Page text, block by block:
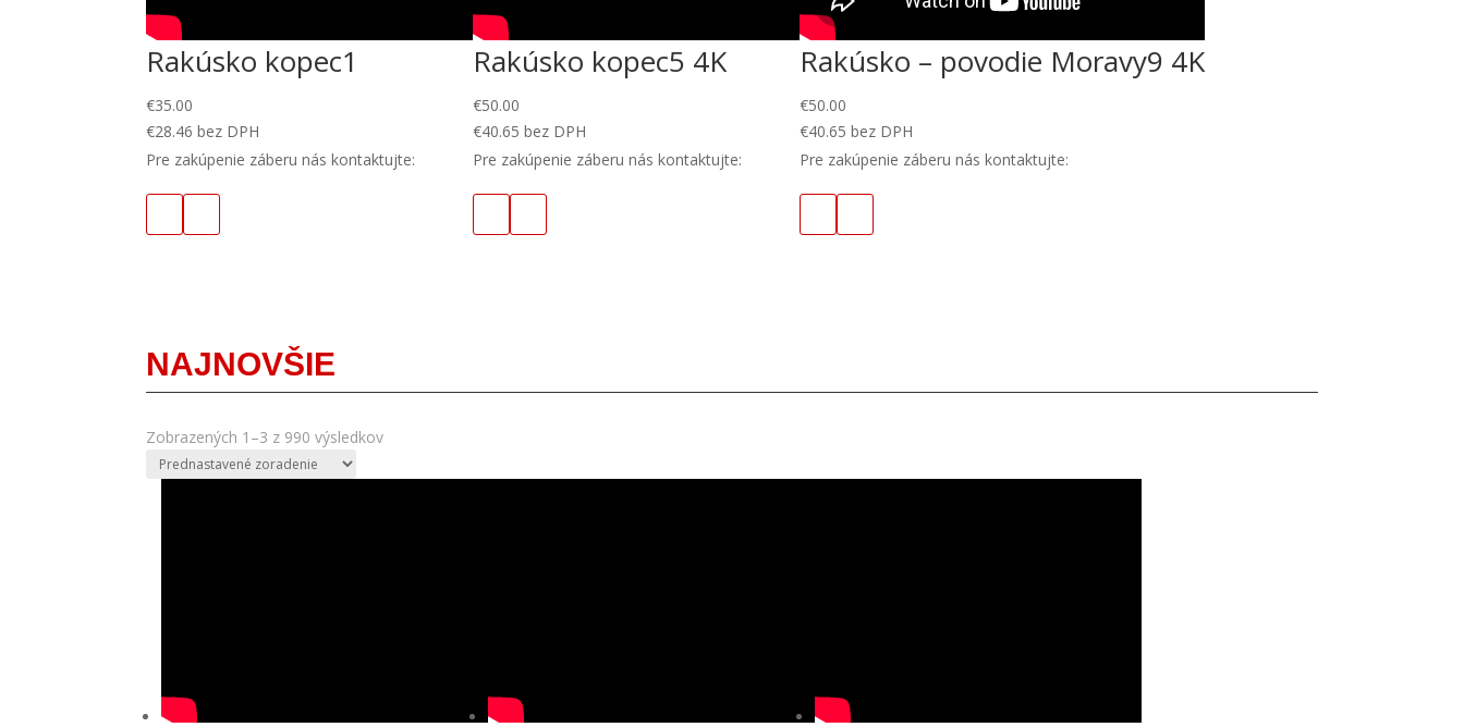
Rakúsko kopec1
€35.00
€28.46 bez DPH
Pre zakúpenie záberu nás kontaktujte:
Rakúsko kopec5 4K
€50.00
€40.65 bez DPH
Pre zakúpenie záberu nás kontaktujte:
Rakúsko – povodie Moravy9 4K
€50.00
€40.65 bez DPH
Pre zakúpenie záberu nás kontaktujte:
NAJNOVŠIE
Zobrazených 1–3 z 990 výsledkov